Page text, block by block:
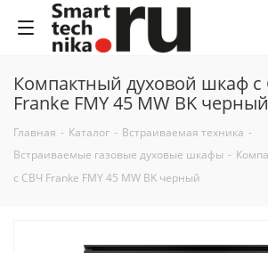
Компактный духовой шкаф с
Franke FMY 45 MW BK черный
Главная - Каталог - Встраиваемая техника -
Встраиваемые газовые духовые шкафы -
с СВЧ Franke FMY 45 MW BK черный